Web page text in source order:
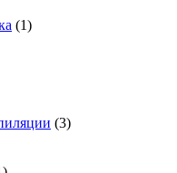
(1)
(3)